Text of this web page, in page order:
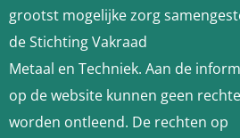
grootst mogelijke zorg
de Stichting Vakraad
Metaal en Techniek. Aan de
op de website kunnen geen
worden ontleend. De rechten op